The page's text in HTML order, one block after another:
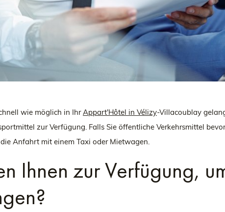
wie möglich in IhrAppart'Hôtel in Vélizy-Villacoublay
zur Verfügung. Falls Sie öffentliche Verkehrsmittel
Anfahrt mit einem Taxi oder Mietwagen.
Ihnen zur Verfügung,